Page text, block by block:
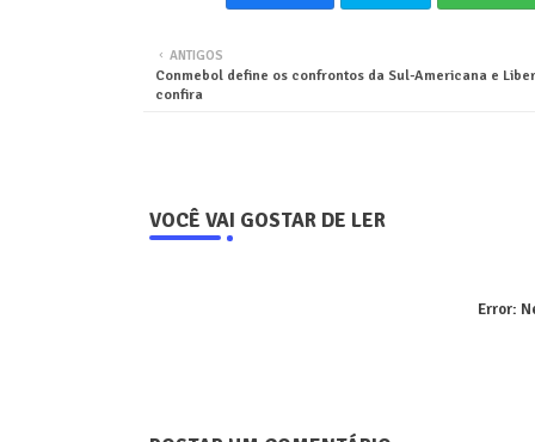
ANTIGOS
Conmebol define os confrontos da Sul-Americana e
confira
VOCÊ VAI GOSTAR DE LER
Error: